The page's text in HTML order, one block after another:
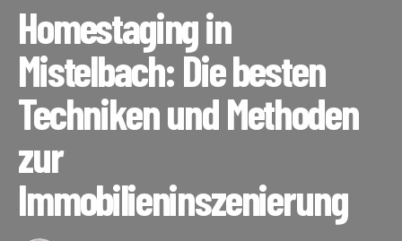
Homestaging in
Mistelbach: Die besten
Techniken und Methoden
zur
Immobilieninszenierung